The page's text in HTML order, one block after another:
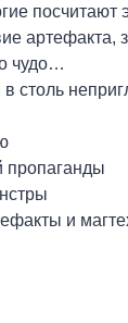
посчитают
артефакта,
чудо…
в столь
пропаганды
и